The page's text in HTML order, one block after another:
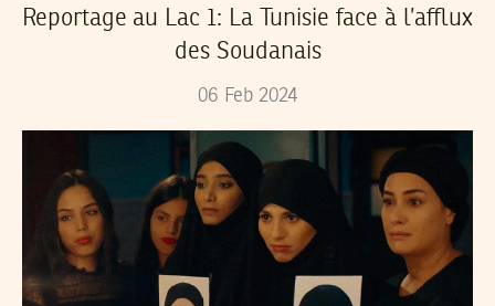
Reportage au Lac 1: La Tunisie face à l’afflux
des Soudanais
06 Feb 2024